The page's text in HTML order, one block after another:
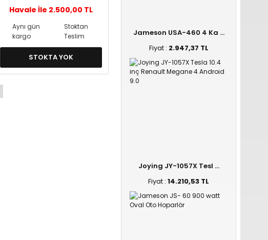
Havale İle 2.500,00 TL
Aynı gün
kargo
Stoktan
Teslim
STOKTA YOK
Jameson USA-460 4 Ka ...
Fiyat : 2.947,37 TL
Joying JY-1057X Tesl ...
Fiyat :14.210,53 TL